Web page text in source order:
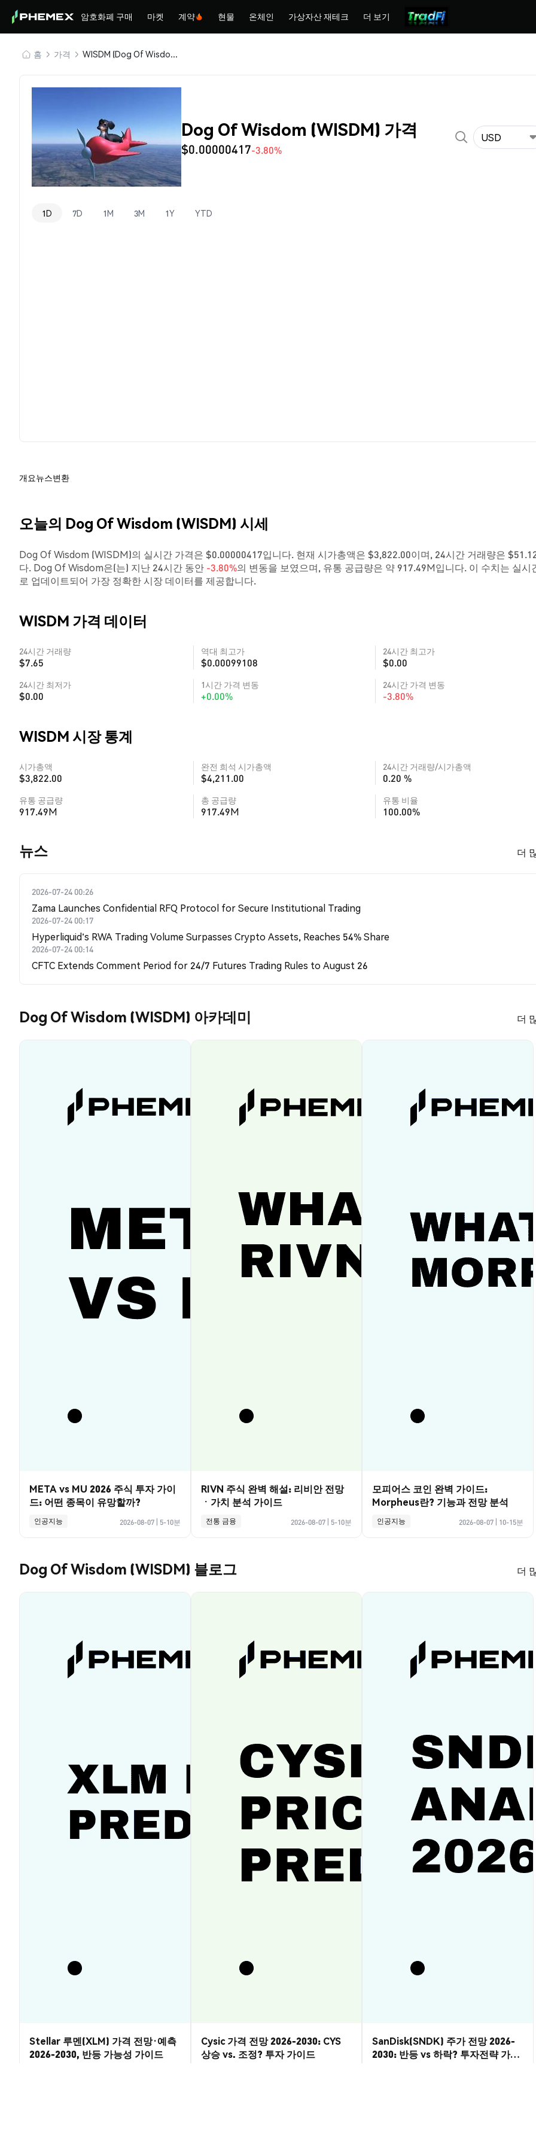
암호화폐 구매 마켓 계약 현물 온체인 가상자산 재테크 더 보기
홈 가격 WISDM (Dog Of Wisdom)
Dog Of Wisdom (WISDM) 가격
$0.00000417-3.80%
USD
1D 7D 1M 3M 1Y YTD
개요뉴스변환
오늘의 Dog Of Wisdom (WISDM) 시세
Dog Of Wisdom (WISDM)의 실시간 가격은 $0.00000417입니다. 현재 시가총액은 $3,822.00이며, 24시간 거래량은
다. Dog Of Wisdom은(는) 지난 24시간 동안 -3.80%의 변동을 보였으며, 유통 공급량은 약 917.49M입니다. 이 수치는 실시
로 업데이트되어 가장 정확한 시장 데이터를 제공합니다.
WISDM 가격 데이터
24시간 거래량
$7.65
역대 최고가
$0.00099108
24시간 최고가
$0.00
24시간 최저가
$0.00
1시간 가격 변동
+0.00%
24시간 가격 변동
-3.80%
WISDM 시장 통계
시가총액
$3,822.00
완전 희석 시가총액
$4,211.00
24시간 거래량/시가총액
0.20 %
유통 공급량
917.49M
총 공급량
917.49M
유통 비율
100.00%
뉴스 더
2026-07-24 00:26
Zama Launches Confidential RFQ Protocol for Secure Institutional Trading
2026-07-24 00:17
Hyperliquid's RWA Trading Volume Surpasses Crypto Assets, Reaches 54% Share
2026-07-24 00:14
CFTC Extends Comment Period for 24/7 Futures Trading Rules to August 26
Dog Of Wisdom (WISDM) 아카데미 더
META vs MU 2026 주식 투자 가이
드: 어떤 종목이 유망할까?
인공지능 2026-08-07 5-10분
RIVN 주식 완벽 해설: 리비안 전망
ㆍ가치 분석 가이드
전통 금융 2026-08-07 5-10분
모피어스 코인 완벽 가이드:
Morpheus란? 기능과 전망 분석
인공지능 2026-08-07 10-15분
Dog Of Wisdom (WISDM) 블로그 더
Stellar 루멘(XLM) 가격 전망·예측
2026-2030, 반등 가능성 가이드
Cysic 가격 전망 2026-2030: CYS
상승 vs. 조정? 투자 가이드
SanDisk(SNDK) 주가 전망 2026-
2030: 반등 vs 하락? 투자전략 가이